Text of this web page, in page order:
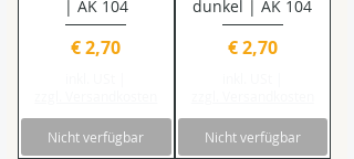
| AK 104
Preis
€ 2,70
Nicht verfügbar
dunkel | AK 104
Preis
€ 2,70
Nicht verfügbar